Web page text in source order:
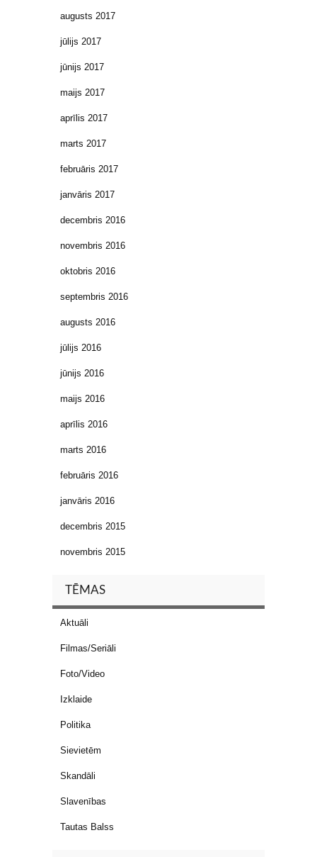
augusts 2017
jūlijs 2017
jūnijs 2017
maijs 2017
aprīlis 2017
marts 2017
februāris 2017
janvāris 2017
decembris 2016
novembris 2016
oktobris 2016
septembris 2016
augusts 2016
jūlijs 2016
jūnijs 2016
maijs 2016
aprīlis 2016
marts 2016
februāris 2016
janvāris 2016
decembris 2015
novembris 2015
TĒMAS
Aktuāli
Filmas/Seriāli
Foto/Video
Izklaide
Politika
Sievietēm
Skandāli
Slavenības
Tautas Balss